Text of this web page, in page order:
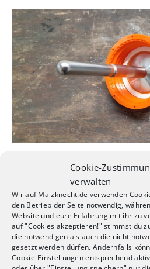
Cookie-
verwalten
Wir auf Malzknecht.de verwenden
den Betrieb der Seite notwendig,
Website und eure Erfahrung mit ihr zu
auf "Cookies akzeptieren!" stimmst du
die notwendigen als auch die nicht
gesetzt werden dürfen. Andernfalls
Cookie-Einstellungen entsprechend
Zunächst habe ich den Deckel
aufgebohrt, sodass meine
kann.
Diese Lösung ermöglicht den
des Sensors. Außerdem erhoffe
genauere Temperaturangabe